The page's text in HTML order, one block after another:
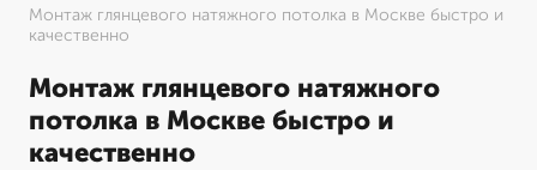
Монтаж глянцевого натяжного потолка в Москве быстро и
качественно
Монтаж глянцевого натяжного
потолка в Москве быстро и
качественно